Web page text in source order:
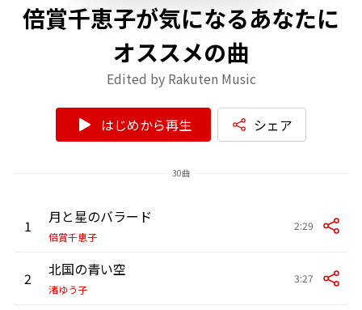
倍賞千恵子が気になるあなたに
オススメの曲
Edited by Rakuten Music
はじめから再生 シェア
30曲
1 月と星のバラード
倍賞千恵子
2:29
2 北国の青い空
渚ゆう子
3:27